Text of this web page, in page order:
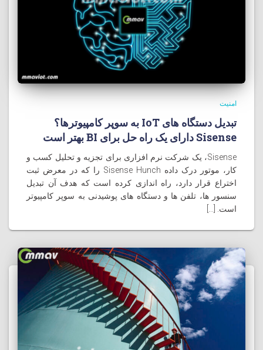
امنیت
تبدیل دستگاه های IoT به سوپر کامپيوترها؟
Sisense دارای یک راه حل برای BI بهتر است
Sisense، یک شرکت نرم افزاری برای تجزیه و تحلیل کسب و
کار، موتور درک داده Sisense Hunch را که در معرض ثبت
اختراع قرار دارد، راه اندازی کرده است که هدف آن تبدیل
سنسور ها، تلفن ها و دستگاه های پوشیدنی به سوپر کامپیوتر
است. [...]